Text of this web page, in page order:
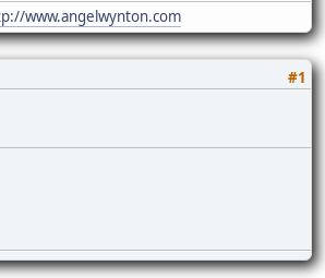
www.angelwynton.com
#1